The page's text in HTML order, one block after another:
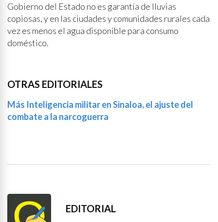
Gobierno del Estado no es garantía de lluvias
copiosas, y en las ciudades y comunidades rurales cada
vez es menos el agua disponible para consumo
doméstico.
OTRAS EDITORIALES
Más Inteligencia militar en Sinaloa, el ajuste del
combate a la narcoguerra
EDITORIAL